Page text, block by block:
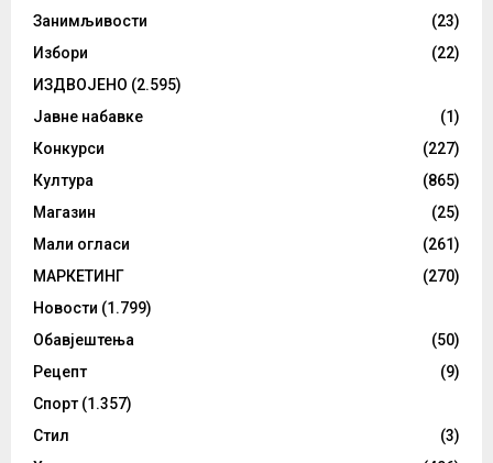
Занимљивости
(23)
Избори
(22)
ИЗДВОЈЕНО (2.595)
Јавне набавке
(1)
Конкурси
(227)
Култура
(865)
Магазин
(25)
Мали огласи
(261)
МАРКЕТИНГ
(270)
Новости (1.799)
Обавјештења
(50)
Рецепт
(9)
Спорт (1.357)
Стил
(3)